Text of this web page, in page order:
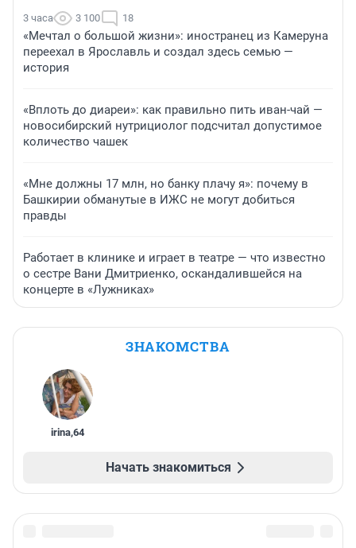
3 часа 3 100 18
«Мечтал о большой жизни»: иностранец из Камеруна
переехал в Ярославль и создал здесь семью —
история
«Вплоть до диареи»: как правильно пить иван-чай —
новосибирский нутрициолог подсчитал допустимое
количество чашек
«Мне должны 17 млн, но банку плачу я»: почему в
Башкирии обманутые в ИЖС не могут добиться
правды
Работает в клинике и играет в театре — что известно
о сестре Вани Дмитриенко, оскандалившейся на
концерте в «Лужниках»
ЗНАКОМСТВА
irina,64
Начать знакомиться